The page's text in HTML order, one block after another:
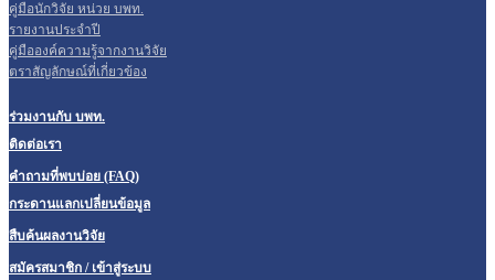
คู่มือนักวิจัย หน่วย บพท.
รายงานประจำปี
คู่มือองค์ความรู้จากงานวิจัย
ตราสัญลักษณ์ที่เกี่ยวข้อง
ร่วมงานกับ บพท.
ติดต่อเรา
คำถามที่พบบ่อย (FAQ)
กระดานแลกเปลี่ยนข้อมูล
สืบค้นผลงานวิจัย
สมัครสมาชิก / เข้าสู่ระบบ